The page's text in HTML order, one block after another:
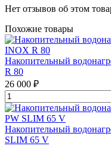
Нет отзывов об этом
Похожие товары
Накопительный
R 80
26 000 ₽
Накопительный
SLIM 65 V